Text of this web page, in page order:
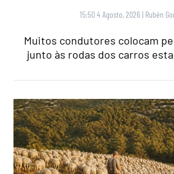
15:50 4 Agosto, 2026 | Rubén
Muitos condutores colocam
junto às rodas dos carros